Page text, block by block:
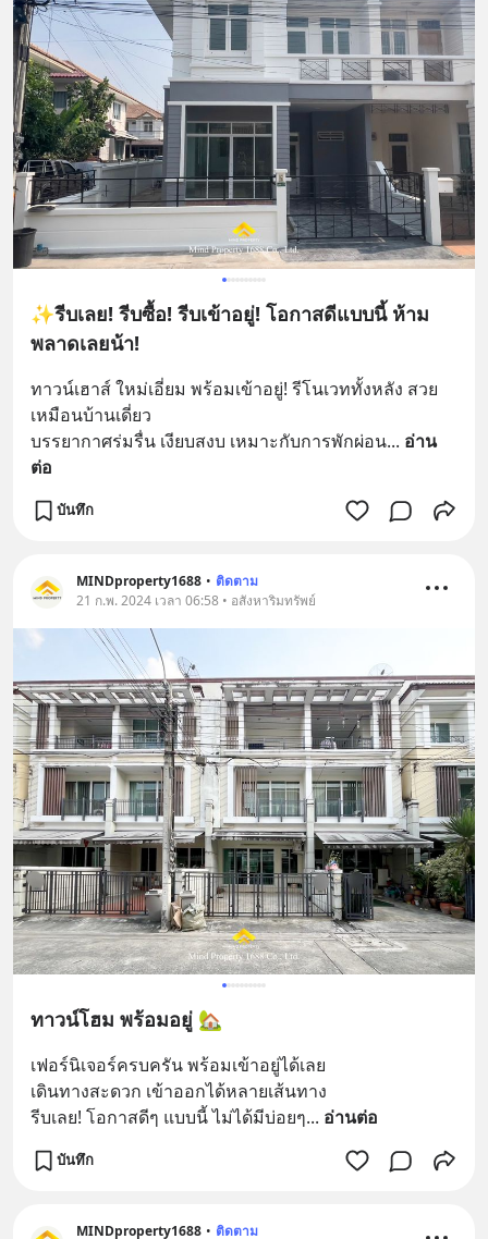
✨รีบเลย! รีบซื้อ! รีบเข้าอยู่! โอกาสดีแบบนี้ ห้าม
พลาดเลยน้า!
ทาวน์เฮาส์ ใหม่เอี่ยม พร้อมเข้าอยู่! รีโนเวททั้งหลัง สวย
เหมือนบ้านเดี่ยว
บรรยากาศร่มรื่น เงียบสงบ เหมาะกับการพักผ่อน... อ่าน
ต่อ
บันทึก
MINDproperty1688 • ติดตาม
21 ก.พ. 2024 เวลา 06:58 • อสังหาริมทรัพย์
ทาวน์โฮม พร้อมอยู่ 🏡
เฟอร์นิเจอร์ครบครัน พร้อมเข้าอยู่ได้เลย
เดินทางสะดวก เข้าออกได้หลายเส้นทาง
รีบเลย! โอกาสดีๆ แบบนี้ ไม่ได้มีบ่อยๆ... อ่านต่อ
บันทึก
MINDproperty1688 • ติดตาม